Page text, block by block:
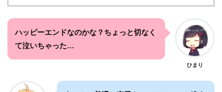
ハッピーエンドなのかな？ちょっと切なく
て泣いちゃった…
ひまり